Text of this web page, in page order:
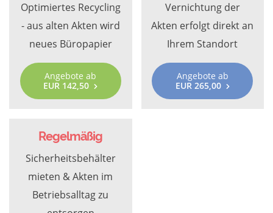
Optimiertes Recycling
- aus alten Akten wird
neues Büropapier
Angebote ab
EUR 142,50
Vernichtung der
Akten erfolgt direkt an
Ihrem Standort
Angebote ab
EUR 265,00
Regelmäßig
Sicherheitsbehälter
mieten & Akten im
Betriebsalltag zu